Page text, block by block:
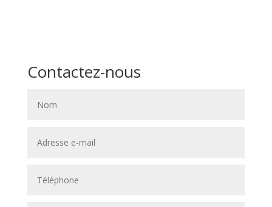
Contactez-nous